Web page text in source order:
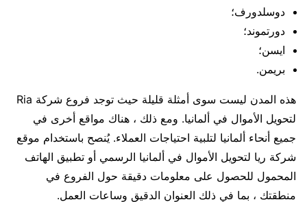
دوسلدورف؛
دورتموند؛
ايسن؛
بريمن.
هذه المدن ليست سوى أمثلة قليلة حيث توجد فروع شركة Ria
لتحويل الأموال في ألمانيا. ومع ذلك ، هناك مواقع أخرى في
جميع أنحاء ألمانيا لتلبية احتياجات العملاء. يُنصح باستخدام موقع
شركة ريا لتحويل الأموال في ألمانيا الرسمي أو تطبيق الهاتف
المحمول للحصول على معلومات دقيقة حول الفروع في
منطقتك ، بما في ذلك العنوان الدقيق وساعات العمل.